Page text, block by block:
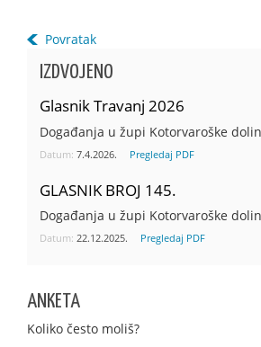
Povratak
IZDVOJENO
Glasnik Travanj 2026
Događanja u župi Kotorvaroške
Datum: 7.4.2026. Pregledaj PDF
GLASNIK BROJ 145.
Događanja u župi Kotorvaroške
Datum: 22.12.2025. Pregledaj PDF
ANKETA
Koliko često moliš?